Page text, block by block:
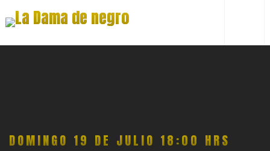
DOMINGO 19 DE JULIO 18:00 HRS